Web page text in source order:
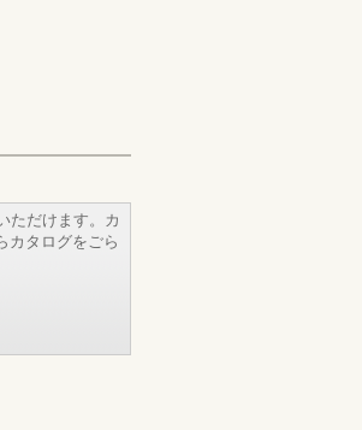
ただけます。カ
カタログをごら